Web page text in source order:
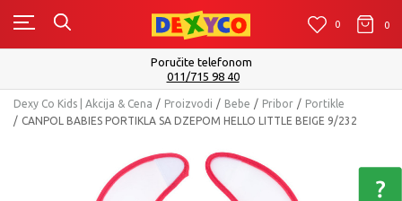
0 0 0
Isporuku možete očekivati u roku od
Dexy Co Kids | Akcija & Cena Proizvodi Bebe Pribor
Portikle
CANPOL BABIES PORTIKLA SA DZEPOM HELLO LITTLE BEIGE 9/232